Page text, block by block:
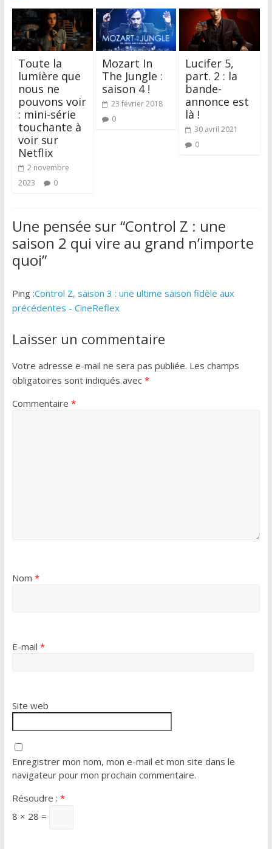
Toute la
lumière que
nous ne
pouvons voir
: mini-série
touchante à
voir sur
Netflix
2 novembre
2023
0
Mozart In
The Jungle :
saison 4 !
23 février 2018
0
Lucifer 5,
part. 2 : la
bande-
annonce est
là !
30 avril 2021
0
Une pensée sur “Control Z : une
saison 2 qui vire au grand n’importe
quoi”
Ping :Control Z, saison 3 : une ultime saison fidèle aux
précédentes - CineReflex
Laisser un commentaire
Votre adresse e-mail ne sera pas publiée. Les champs
obligatoires sont indiqués avec *
Commentaire *
Nom *
E-mail *
Site web
Enregistrer mon nom, mon e-mail et mon site dans le
navigateur pour mon prochain commentaire.
Résoudre : *
8 × 28 =